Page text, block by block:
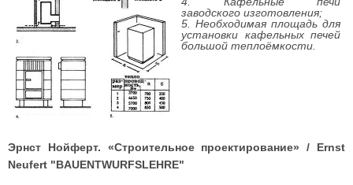
заводского изготовления;
5. Необходимая площадь для
установки кафельных печей
большой теплоёмкости.
Эрнст Нойферт. «Строительное проектирование» / Ernst
Neufert "BAUENTWURFSLEHRE"